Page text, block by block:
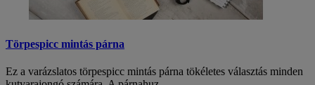
Törpespicc mintás párna
Ez a varázslatos törpespicc mintás párna tökéletes választás minden